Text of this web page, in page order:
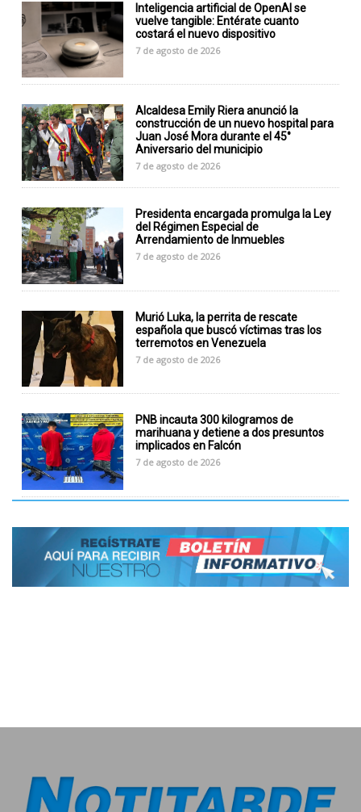
Inteligencia artificial de OpenAI se
vuelve tangible: Entérate cuanto
costará el nuevo dispositivo
7 de agosto de 2026
Alcaldesa Emily Riera anunció la
construcción de un nuevo hospital para
Juan José Mora durante el 45°
Aniversario del municipio
7 de agosto de 2026
Presidenta encargada promulga la Ley
del Régimen Especial de
Arrendamiento de Inmuebles
7 de agosto de 2026
Murió Luka, la perrita de rescate
española que buscó víctimas tras los
terremotos en Venezuela
7 de agosto de 2026
PNB incauta 300 kilogramos de
marihuana y detiene a dos presuntos
implicados en Falcón
7 de agosto de 2026